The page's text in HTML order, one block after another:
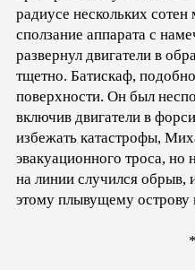
радиусе нескольких
сползание аппарата с
развернул двигатели в
тщетно. Батискаф,
поверхности. Он был
включив двигатели в
избежать катастрофы,
эвакуационного троса,
на линии случился обрыв,
этому плывущему острову